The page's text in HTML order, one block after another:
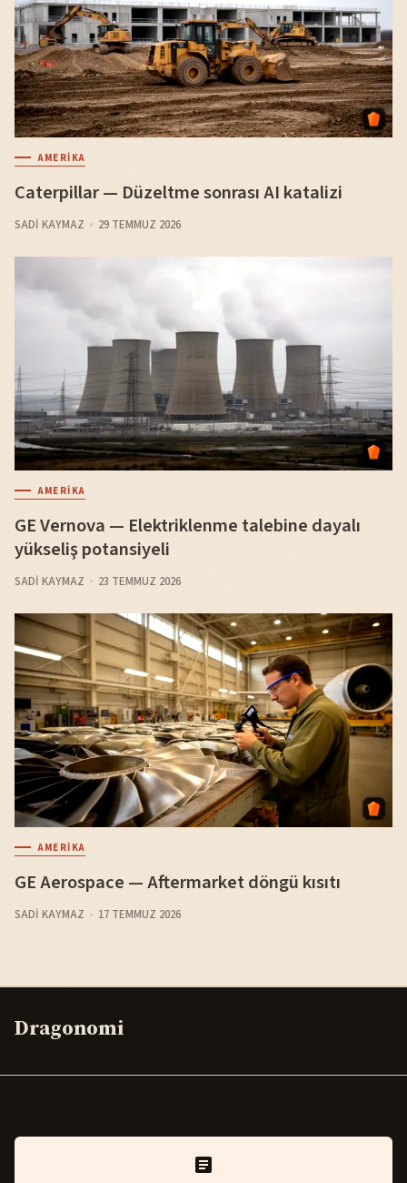
AMERIKA
Caterpillar — Düzeltme sonrası AI katalizi
SADI KAYMAZ 29 TEMMUZ 2026
AMERIKA
GE Vernova — Elektriklenme talebine dayalı
yükseliş potansiyeli
SADI KAYMAZ 23 TEMMUZ 2026
AMERIKA
GE Aerospace — Aftermarket döngü kısıtı
SADI KAYMAZ 17 TEMMUZ 2026
Dragonomi